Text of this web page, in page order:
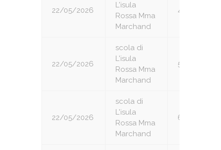
22/05/2026
L'isula
Rossa Mma
Marchand
4
22/05/2026
scola di
L'isula
Rossa Mma
Marchand
5
22/05/2026
scola di
L'isula
Rossa Mma
Marchand
6